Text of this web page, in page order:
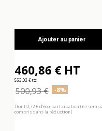
Ajouter au panier
460,86 € HT
553,03 € ttc
500,93 € -8%
Dont 0,72 € d'éco-participation (ne sera
compris dans la réduction)